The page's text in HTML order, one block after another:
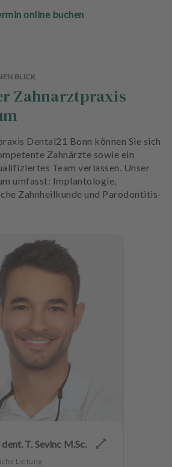
online buchen
BLICK
Zahnarztpraxis
Dental21 Bonn können Sie sich
Zahnärzte sowie ein
Team verlassen. Unser
umfasst: Implantologie,
Zahnheilkunde und Parodontitis-
dent. T. Sevinc M.Sc.
Leitung